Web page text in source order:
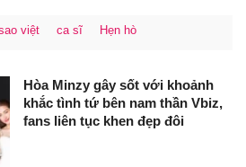
việt ca sĩ Hẹn hò
Hòa Minzy gây sốt với khoảnh
khắc tình tứ bên nam thần Vbiz,
fans liên tục khen đẹp đôi